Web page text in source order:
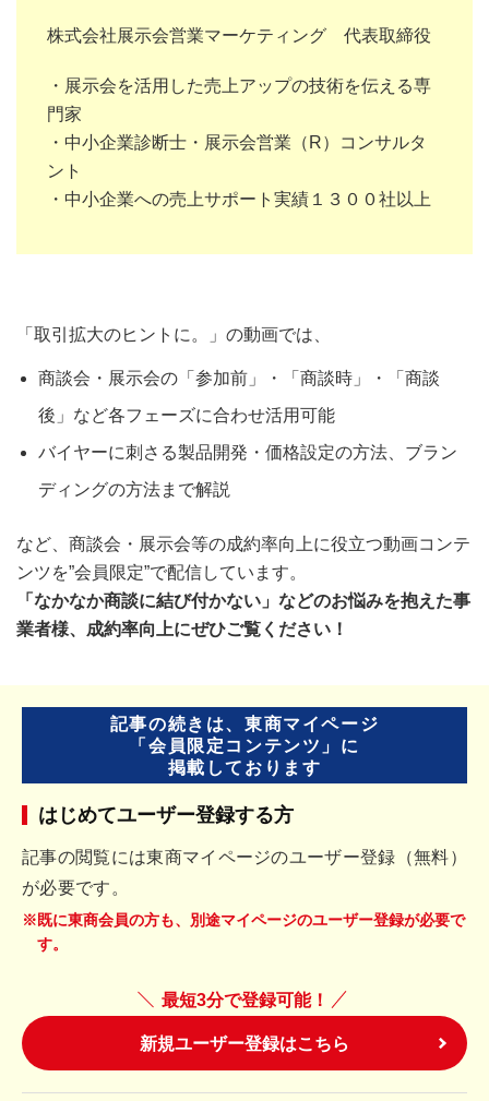
株式会社展示会営業マーケティング 代表取締役
・展示会を活用した売上アップの技術を伝える専
門家
・中小企業診断士・展示会営業（R）コンサルタ
ント
・中小企業への売上サポート実績１３００社以上
「取引拡大のヒントに。」の動画では、
商談会・展示会の「参加前」・「商談時」・「商談
後」など各フェーズに合わせ活用可能
バイヤーに刺さる製品開発・価格設定の方法、ブラン
ディングの方法まで解説
など、商談会・展示会等の成約率向上に役立つ動画コンテ
ンツを”会員限定”で配信しています。
「なかなか商談に結び付かない」などのお悩みを抱えた事
業者様、成約率向上にぜひご覧ください！
記事の続きは、東商マイページ
「会員限定コンテンツ」に
掲載しております
はじめてユーザー登録する方
記事の閲覧には東商マイページのユーザー登録（無料）
が必要です。
※既に東商会員の方も、別途マイページのユーザー登録が必要で
す。
最短3分で登録可能！
新規ユーザー登録はこちら